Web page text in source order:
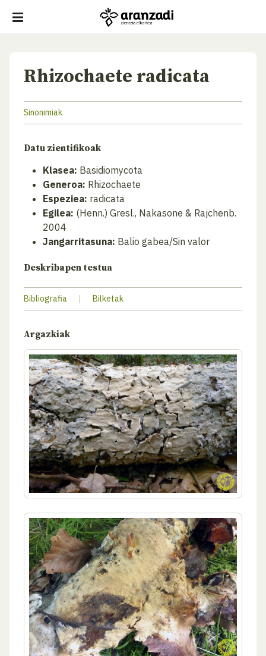
Rhizochaete radicata
Sinonimiak
Datu zientifikoak
Klasea: Basidiomycota
Generoa: Rhizochaete
Espeziea: radicata
Egilea: (Henn.) Gresl., Nakasone & Rajchenb.
2004
Jangarritasuna: Balio gabea/Sin valor
Deskribapen testua
Bibliografia | Bilketak
Argazkiak